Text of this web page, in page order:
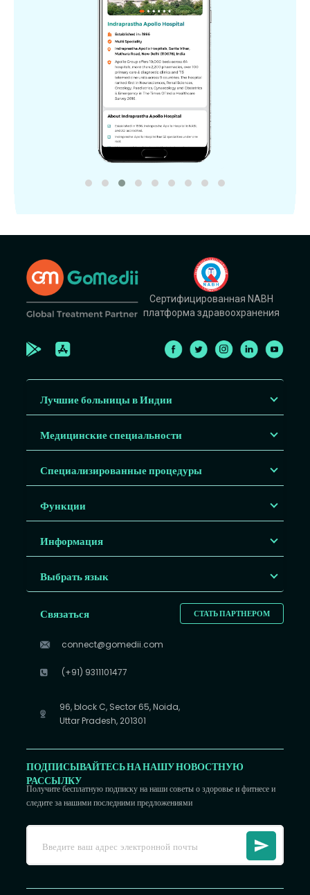
Сертифицированная NABH
платформа здравоохранения
Лучшие больницы в Индии
Медицинские специальности
Специализированные процедуры
Функции
Информация
Выбрать язык
СТАТЬ ПАРТНЕРОМ
Связаться
connect@gomedii.com
(+91) 9311101477
96, block C, Sector 65, Noida,
Uttar Pradesh, 201301
ПОДПИСЫВАЙТЕСЬ НА НАШУ НОВОСТНУЮ
РАССЫЛКУ
Получите бесплатную подписку на наши советы о здоровье и фитнесе и
следите за нашими последними предложениями